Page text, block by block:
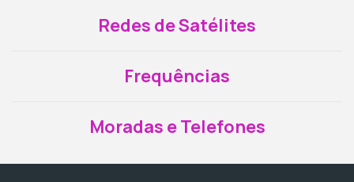
Redes de Satélites
Frequências
Moradas e Telefones